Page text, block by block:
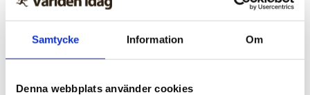
Samtycke Information Om
Denna webbplats använder cookies
Nu ska kung Jesus lyftas i
Kungsan – detta väntar